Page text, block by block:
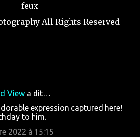
feux
All Rights Reserved
View a dit…
expression captured here!
to him.
2022 à 15:15